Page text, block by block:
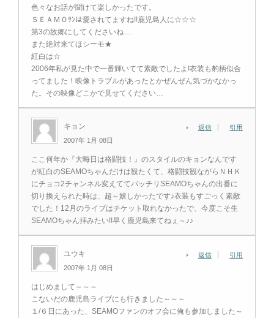
色々なお話が聞けて楽しかったです。
ＳＥＡＭＯｻﾝは愛されてますね!!鹿児島人に☆☆☆
第3の故郷にしてくださいね…
また絶対来てほシーモ★
紅白は☆
2006年私が見た中で一番輝いてて素敵でしたよ!衣装も豹柄似合
ってました！映像トラブルがあったとかぜんぜん気づかなかっ
た。その映像どこかで見せてください…
キョン
2007年 1月 08日
返信 引用
ここ何年か『大晦日は格闘技！』のスタイルのキョンなんです
が紅白のSEAMOちゃんだけは観たくて、格闘技観ながらＮＨＫ
にチョコ2チャンネル変えててバッチリSEAMOちゃんの出番に
切り換えられた時は、超～嬉しかったです♪衣装もすごっく素敵
でした！12月のライブはチケット取れなかったで、今度こそ生
SEAMOちゃん拝みたい!!早く鹿児島来てねぇ～♪♪
ユウキ
2007年 1月 08日
返信 引用
はじめまして～～～
こないだの鹿児島ライブにも行きました～～～
１/６日にあった、SEAMOファンのオフ会に俺も参加しました～